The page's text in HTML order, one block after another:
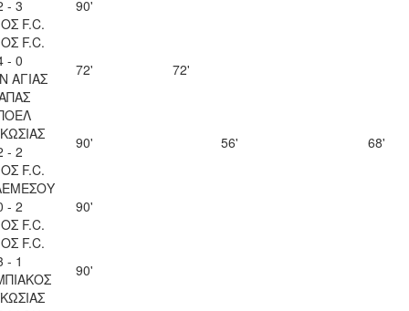
- 3
F.C.
90'
F.C.
- 0
ΑΓΙΑΣ
72' 72'
- 2
F.C.
90' 56' 68'
- 2
F.C.
90'
F.C.
- 1
90'